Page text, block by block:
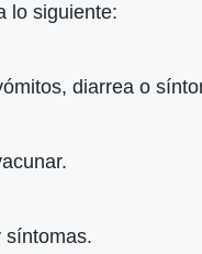
lo siguiente:
diarrea o
síntomas.